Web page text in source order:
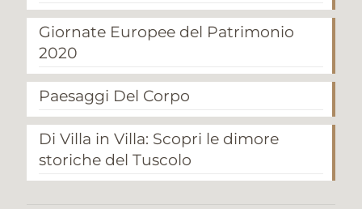
Giornate Europee del Patrimonio
2020
Paesaggi Del Corpo
Di Villa in Villa: Scopri le dimore
storiche del Tuscolo